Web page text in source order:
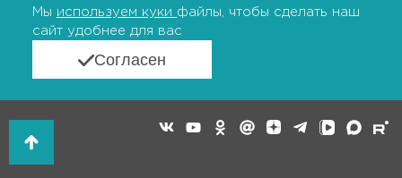
Мы используем куки файлы, чтобы сделать наш
сайт удобнее для вас
Согласен